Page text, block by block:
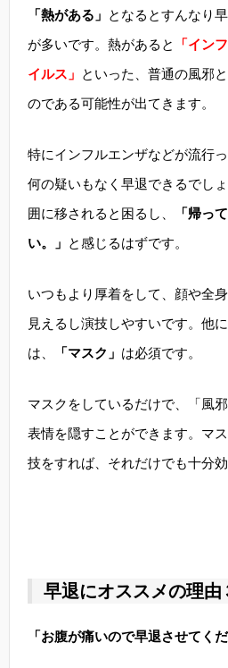
「熱がある」 となるとすんなり
が多いです。熱があると
「イン
イルス」 といった、普通の風邪
のである可能性が出てきます。
特にインフルエンザなどが流行
何の疑いもなく早退できるでし
囲に移されると困るし、
「帰っ
い。」 と感じるはずです。
いつもより厚着をして、顔や全
見えるし演技しやすいです。他
は、
「マスク」 は必須です。
マスクをしているだけで、「風
表情を隠すことができます。マ
技をすれば、それだけでも十分効
早退にオススメの理由
「お腹が痛いので早退させてく